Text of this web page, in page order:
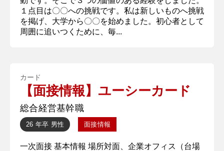
１点目は〇〇への挑戦です。私は新しいものへ挑戦
を掲げ、大学から〇〇を始めました。初心者として
周囲に追いつくために、毎...
カード
【面接情報】ユーシーカード
総合経営基幹職
26 年卒 男性 面接情報
一次面接 基本情報 場所対面、企業オフィス（台場